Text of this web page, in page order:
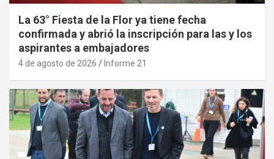
La 63° Fiesta de la Flor ya tiene fecha
confirmada y abrió la inscripción para las y los
aspirantes a embajadores
4 de agosto de 2026 Informe 21